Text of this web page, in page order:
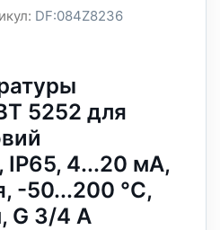
DF:084Z8236
5252 для
IP65, 4...20 мА,
-50...200 °C,
G 3/4 А